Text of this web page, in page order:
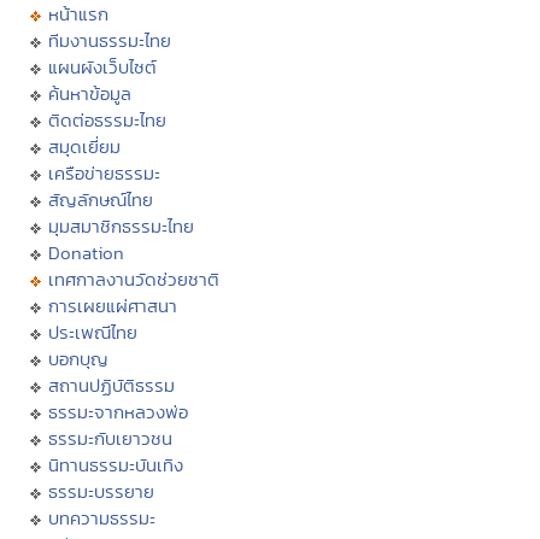
หน้าแรก
ทีมงานธรรมะไทย
แผนผังเว็บไซต์
ค้นหาข้อมูล
ติดต่อธรรมะไทย
สมุดเยี่ยม
เครือข่ายธรรมะ
สัญลักษณ์ไทย
มุมสมาชิกธรรมะไทย
Donation
เทศกาลงานวัดช่วยชาติ
การเผยแผ่ศาสนา
ประเพณีไทย
บอกบุญ
สถานปฏิบัติธรรม
ธรรมะจากหลวงพ่อ
ธรรมะกับเยาวชน
นิทานธรรมะบันเทิง
ธรรมะบรรยาย
บทความธรรมะ